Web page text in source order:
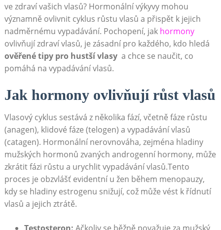
ve zdraví vašich vlasů? Hormonální ⁣výkyvy mohou
významně ovlivnit cyklus růstu vlasů a přispět k jejich
nadměrnému vypadávání. Pochopení,‍ jak ⁢ hormony
ovlivňují zdraví vlasů, je zásadní pro každého, kdo hledá
ověřené⁤ tipy pro hustší vlasy⁢ a chce se naučit, co
pomáhá na vypadávání vlasů.
Jak hormony ovlivňují růst vlasů
Vlasový cyklus sestává z několika fází, včetně fáze růstu
(anagen), klidové fáze (telogen) a vypadávání vlasů
(catagen). Hormonální nerovnováha, zejména ‌hladiny
mužských hormonů zvaných androgenní hormony, může
⁣zkrátit fázi růstu a urychlit⁢ vypadávání vlasů.Tento
proces je obzvlášť evidentní u žen během menopauzy,
⁣kdy se hladiny estrogenu snižují, což může vést k řídnutí
⁢vlasů a jejich ztrátě.